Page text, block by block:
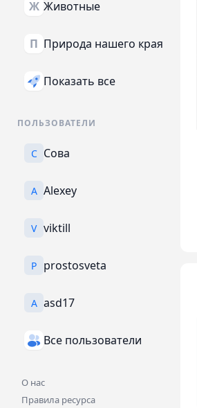
Ж Животные
П Природа нашего края
Показать все
ПОЛЬЗОВАТЕЛИ
С Сова
A Alexey
V viktill
P prostosveta
A asd17
Все пользователи
О нас
Правила ресурса